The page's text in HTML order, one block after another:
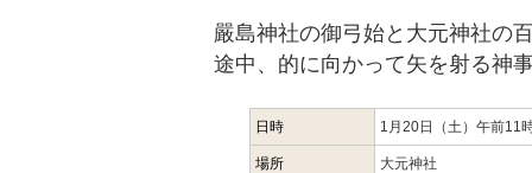
嚴島神社の御弓始と大元神社の
途中、的に向かって矢を射る神
日時 1月20日（土）午前11
場所 大元神社